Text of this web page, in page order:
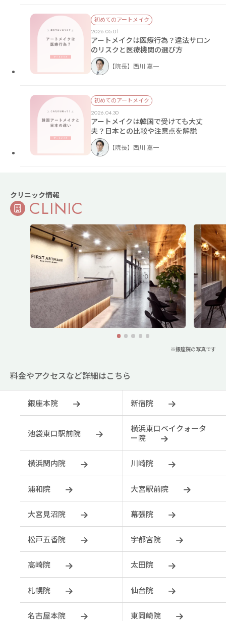
初めてのアートメイク
2026.05.01
アートメイクは医療行為？違法サロン
のリスクと医療機関の選び方
【院長】西川 嘉一
初めてのアートメイク
2026.04.30
アートメイクは韓国で受けても大丈
夫？日本との比較や注意点を解説
【院長】西川 嘉一
クリニック情報
CLINIC
1 2 3 4 5
※銀座院の写真です
料金やアクセスなど詳細はこちら
銀座本院 新宿院
池袋東口駅前院
横浜東口ベイクォータ
ー院
横浜関内院 川崎院
浦和院 大宮駅前院
大宮見沼院 幕張院
松戸五香院 宇都宮院
⾼崎院 太田院
札幌院 仙台院
名古屋本院 東岡崎院